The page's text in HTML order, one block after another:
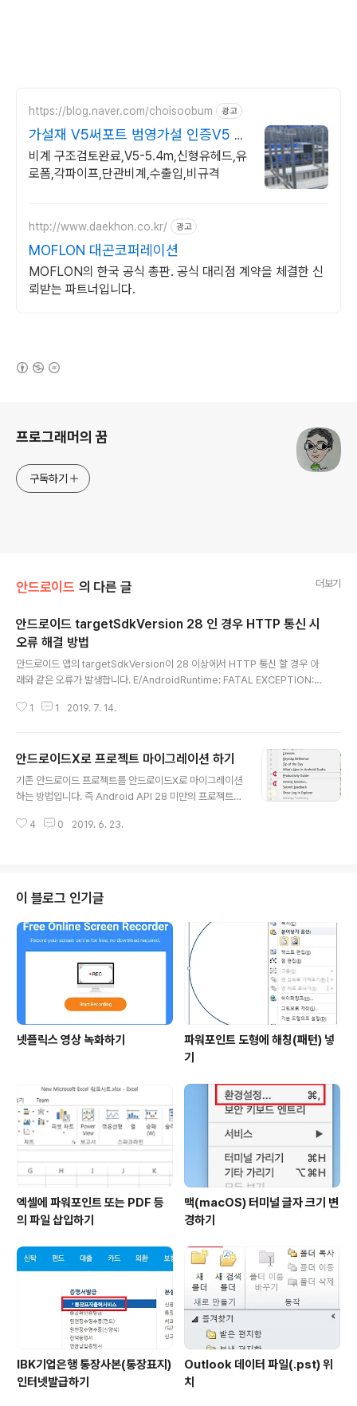
https://blog.naver.com/choisoobum 광고
가설재 V5써포트 범영가설 인증V5 서
포트H:5.5m
비계 구조검토완료,V5-5.4m,신형유헤드,유
로폼,각파이프,단관비계,수출입,비규격
http://www.daekhon.co.kr/ 광고
MOFLON 대곤코퍼레이션
MOFLON의 한국 공식 총판. 공식 대리점 계약을 체결한 신
뢰받는 파트너입니다.
프로그래머의 꿈
구독하기
안드로이드 의 다른 글 더보기
안드로이드 targetSdkVersion 28 인 경우 HTTP 통신 시
오류 해결 방법
안드로이드 앱의 targetSdkVersion이 28 이상에서 HTTP 통신 할 경우 아
래와 같은 오류가 발생합니다. E/AndroidRuntime: FATAL EXCEPTION:
ssDefFoundError: Failed resolution of: Lorg/apache/http/messag
mon.net.NetWebClient.openContentStream(NetWebClient.java:2
74..
1 1 2019. 7. 14.
안드로이드X로 프로젝트 마이그레이션 하기
기존 안드로이드 프로젝트를 안드로이드X로 마이그레이션
하는 방법입니다. 즉 Android API 28 미만의 프로젝트를
드 앱은 안드로이드X로 플레이 스토어에 등록해야 하는 것
> Check for update 를 클릭하여 안드로이드 스튜디오
를 최신 버전으로 업데이트 합니다. 2. 안드로이드 스튜디
어에서 메뉴 Refactor > Migrate to AndroidX... 를 클
릭합니다. - 해당 프로젝트는 마이그레이션이 시작됩니다.
3. 아래와 같이 오류가 발생하면 Gradle을 ..
4 0 2019. 6. 23.
이 블로그 인기글
넷플릭스 영상 녹화하기
파워포인트 도형에 해칭(패턴) 넣
기
엑셀에 파워포인트 또는 PDF 등
의 파일 삽입하기
맥(macOS) 터미널 글자 크기 변
경하기
IBK기업은행 통장사본(통장표지)
인터넷발급하기
Outlook 데이터 파일(.pst) 위
치